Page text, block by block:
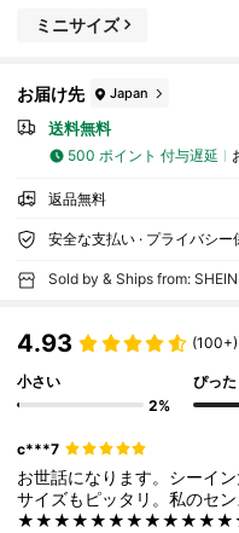
ミニサイズ
お届け先 Japan
送料無料
500 ポイント 付与遅延
返品無料
安全な支払い · プライバシー
Sold by & Ships from: SHEIN
4.93 (100+)
小さい
2%
ぴった
c***7
お世話になります。シーイ
サイズもピッタリ。私のセ